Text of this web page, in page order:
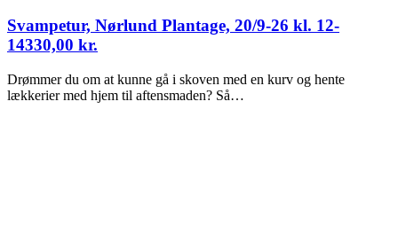
Svampetur, Nørlund Plantage, 20/9-26 kl. 12-
14330,00 kr.
Drømmer du om at kunne gå i skoven med en kurv og hente
lækkerier med hjem til aftensmaden? Så…